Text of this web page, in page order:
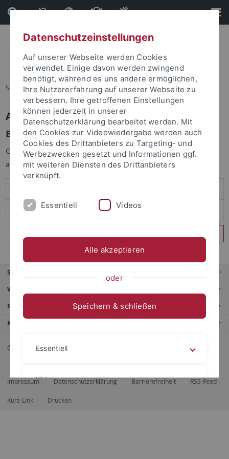
Direkt
zum
Inhalt
Direkt
zur
Fußleiste
Sie sind hier: Startseite
Anmelden
Benutzeranmeldung
Geben Sie Ihren Benutzernamen und Ihr Passwort an um sich
anzumelden:
Service
Weitere Angebote
Portale
Kontaktinfo
© 2026 Eberhard Karls Universität Tübingen, Tübingen
Impressum Datenschutzerklärung Barrierefreiheit RSS-Feed
Kurz-Link Drucken
Datenschutzeinstellungen
Auf unserer Webseite werden Cookies
verwendet. Einige davon werden zwingend
benötigt, während es uns andere ermöglichen,
Ihre Nutzererfahrung auf unserer Webseite zu
verbessern. Ihre getroffenen Einstellungen
können jederzeit in unserer
Datenschutzerklärung bearbeitet werden. Mit
den Cookies zur Videowiedergabe werden auch
Cookies des Drittanbieters zu Targeting- und
Werbezwecken gesetzt und Informationen ggf.
mit weiteren Diensten des Drittanbieters
verknüpft.
Essentiell Videos
Alle akzeptieren
oder
Speichern & schließen
Essentiell
Videos